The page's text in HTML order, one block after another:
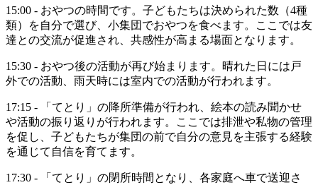
15:00 - おやつの時間です。子どもたちは決められた数（4種
類）を自分で選び、小集団でおやつを食べます。ここでは友
達との交流が促進され、共感性が高まる場面となります。
15:30 - おやつ後の活動が再び始まります。晴れた日には戸
外での活動、雨天時には室内での活動が行われます。
17:15 - 「てとり」の降所準備が行われ、絵本の読み聞かせ
や活動の振り返りが行われます。ここでは排泄や私物の管理
を促し、子どもたちが集団の前で自分の意見を主張する経験
を通じて自信を育てます。
17:30 - 「てとり」の閉所時間となり、各家庭へ車で送迎さ